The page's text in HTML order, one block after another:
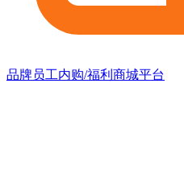
品牌员工内购/福利商城平台